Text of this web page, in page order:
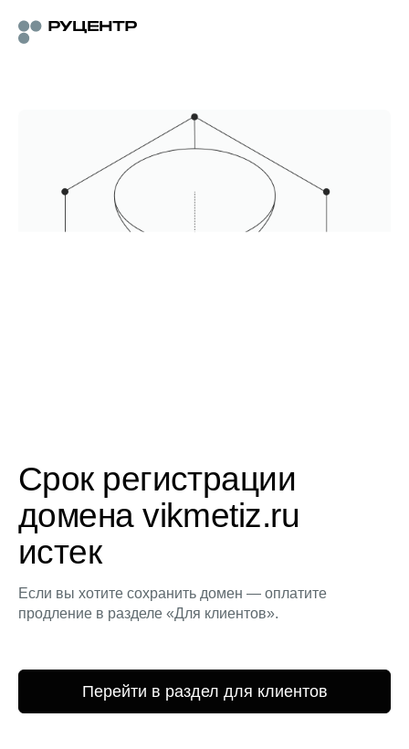
Срок регистрации
домена vikmetiz.ru
истек
Если вы хотите сохранить домен — оплатите
продление в разделе «Для клиентов».
Перейти в раздел для клиентов